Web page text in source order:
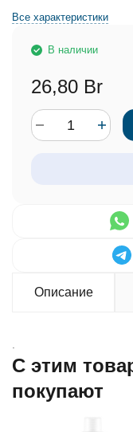
Все характеристики
В наличии
26,80 Br
Описание
C этим
покупают